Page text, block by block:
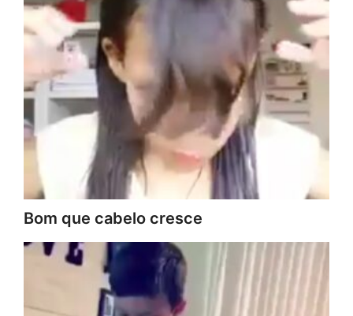
Bom que cabelo cresce